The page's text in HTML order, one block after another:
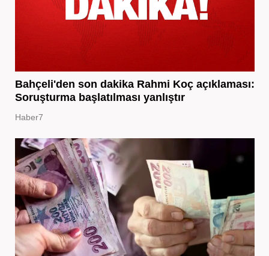
Bahçeli'den son dakika Rahmi Koç açıklaması:
Soruşturma başlatılması yanlıştır
Haber7